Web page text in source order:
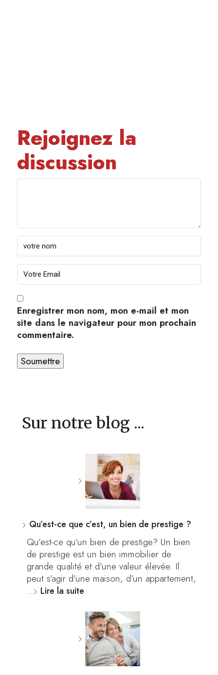
Rejoignez la
discussion
Enregistrer mon nom, mon e-mail et mon
site dans le navigateur pour mon prochain
commentaire.
Sur notre blog ...
Qu’est-ce que c’est, un bien de prestige ?
Qu’est-ce qu’un bien de prestige? Un bien
de prestige est un bien immobilier de
grande qualité et d’une valeur élevée. Il
peut s’agir d’une maison, d’un appartement,
… Lire la suite